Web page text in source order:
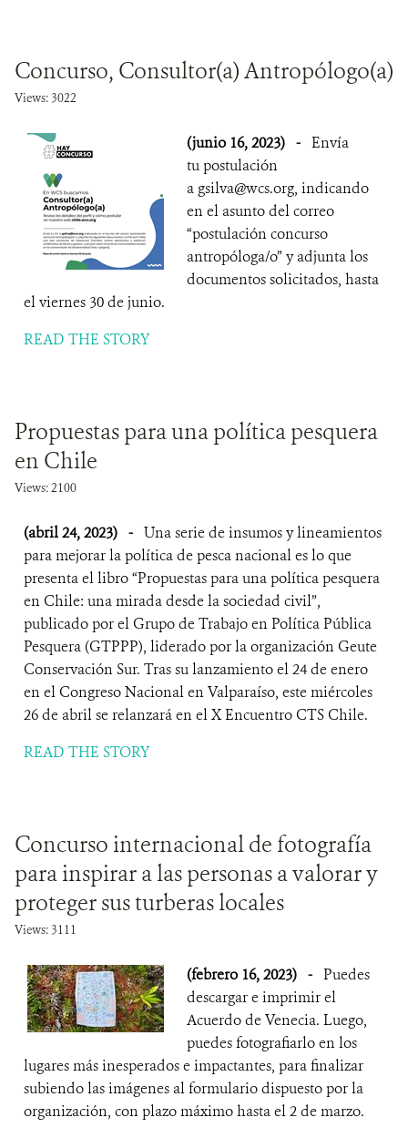
Concurso, Consultor(a) Antropólogo(a)
Views: 3022
(junio 16, 2023) - Envía
tu postulación
a gsilva@wcs.org, indicando
en el asunto del correo
“postulación concurso
antropóloga/o” y adjunta los
documentos solicitados, hasta
el viernes 30 de junio.
READ THE STORY
Propuestas para una política pesquera
en Chile
Views: 2100
(abril 24, 2023) - Una serie de insumos y lineamientos
para mejorar la política de pesca nacional es lo que
presenta el libro “Propuestas para una política pesquera
en Chile: una mirada desde la sociedad civil”,
publicado por el Grupo de Trabajo en Política Pública
Pesquera (GTPPP), liderado por la organización Geute
Conservación Sur. Tras su lanzamiento el 24 de enero
en el Congreso Nacional en Valparaíso, este miércoles
26 de abril se relanzará en el X Encuentro CTS Chile.
READ THE STORY
Concurso internacional de fotografía
para inspirar a las personas a valorar y
proteger sus turberas locales
Views: 3111
(febrero 16, 2023) - Puedes
descargar e imprimir el
Acuerdo de Venecia. Luego,
puedes fotografiarlo en los
lugares más inesperados e impactantes, para finalizar
subiendo las imágenes al formulario dispuesto por la
organización, con plazo máximo hasta el 2 de marzo.